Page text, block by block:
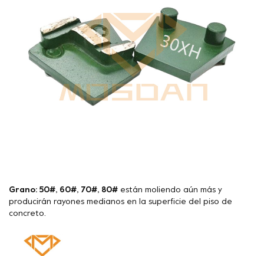
Grano: 50#, 60#, 70#, 80# están moliendo aún más y
producirán rayones medianos en la superficie del piso de
concreto.